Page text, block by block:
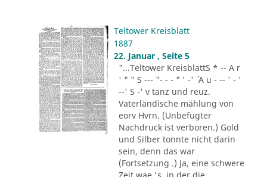
Teltower Kreisblatt
1887
22. Januar , Seite 5
"...Teltower KreisblattS * -- A r
' " " S --- "- - - " ' -' ´ A u - -- ' - '
--' S -' v tanz und reuz.
Vaterländische mählung von
eorv Hvrn. (Unbefugter
Nachdruck ist verboren.) Gold
und Silber tonnte nicht darin
sein, denn das war
(Fortsetzung .) Ja, eine schwere